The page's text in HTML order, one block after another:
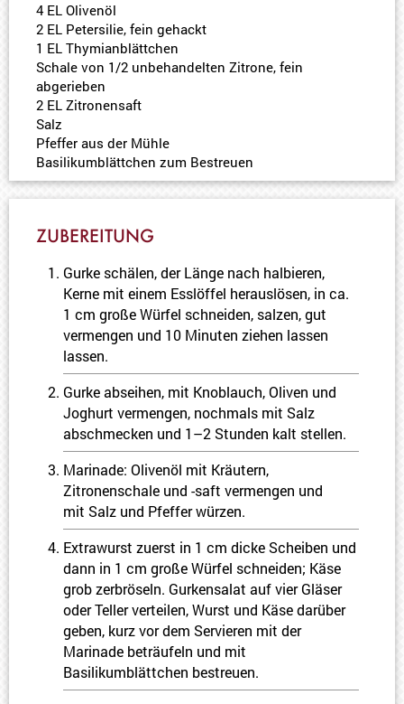
4 EL Olivenöl
2 EL Petersilie, fein gehackt
1 EL Thymianblättchen
Schale von 1/2 unbehandelten Zitrone, fein
abgerieben
2 EL Zitronensaft
Salz
Pfeffer aus der Mühle
Basilikumblättchen zum Bestreuen
ZUBEREITUNG
Gurke schälen, der Länge nach halbieren,
Kerne mit einem Esslöffel herauslösen, in ca.
1 cm große Würfel schneiden, salzen, gut
vermengen und 10 Minuten ziehen lassen
lassen.
Gurke abseihen, mit Knoblauch, Oliven und
Joghurt vermengen, nochmals mit Salz
abschmecken und 1–2 Stunden kalt stellen.
Marinade: Olivenöl mit Kräutern,
Zitronenschale und -saft vermengen und
mit Salz und Pfeffer würzen.
Extrawurst zuerst in 1 cm dicke Scheiben und
dann in 1 cm große Würfel schneiden; Käse
grob zerbröseln. Gurkensalat auf vier Gläser
oder Teller verteilen, Wurst und Käse darüber
geben, kurz vor dem Servieren mit der
Marinade beträufeln und mit
Basilikumblättchen bestreuen.